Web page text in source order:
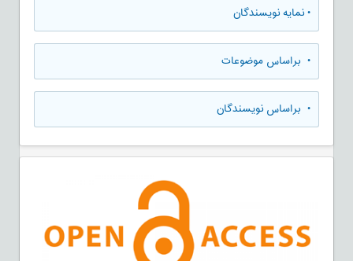
•نمایه نویسندگان
• براساس موضوعات
• براساس نویسندگان